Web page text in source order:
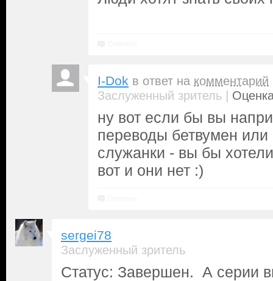
I-Dok в ответ на комментарий
Заслуженный зритель |
ну вот если бы вы
переводы бетвумен или
служанки - вы бы
вот и они нет :)
sergei78
Заслуженный зритель
Статус: Завершен. А серии